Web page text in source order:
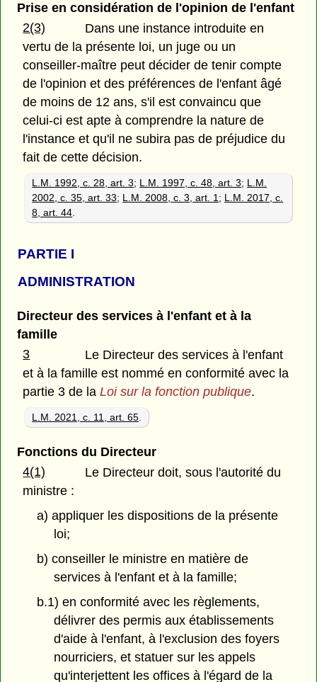
Prise en considération de l'opinion de l'enfant
2(3)
Dans une instance introduite en
vertu de la présente loi, un juge ou un
conseiller-maître peut décider de tenir compte
de l'opinion et des préférences de l'enfant âgé
de moins de 12 ans, s'il est convaincu que
celui-ci est apte à comprendre la nature de
l'instance et qu'il ne subira pas de préjudice du
fait de cette décision.
L.M. 1992, c. 28, art. 3; L.M. 1997, c. 48, art. 3; L.M.
2002, c. 35, art. 33; L.M. 2008, c. 3, art. 1; L.M. 2017, c.
8, art. 44.
PARTIE I
ADMINISTRATION
Directeur des services à l'enfant et à la
famille
3
Le Directeur des services à l'enfant
et à la famille est nommé en conformité avec la
partie 3 de la Loi sur la fonction publique.
L.M. 2021, c. 11, art. 65
Fonctions du Directeur
4(1)
Le Directeur doit, sous l'autorité du
ministre :
a) appliquer les dispositions de la présente
loi;
b) conseiller le ministre en matière de
services à l'enfant et à la famille;
b.1) en conformité avec les règlements,
délivrer des permis aux établissements
d'aide à l'enfant, à l'exclusion des foyers
nourriciers, et statuer sur les appels
qu'interjettent les offices à l'égard de la